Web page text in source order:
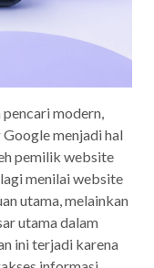
modern,
menjadi hal
pemilik website
menilai website
utama, melainkan
utama dalam
ini terjadi karena